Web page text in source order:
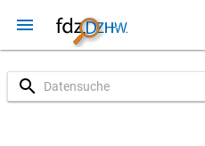
menu
search